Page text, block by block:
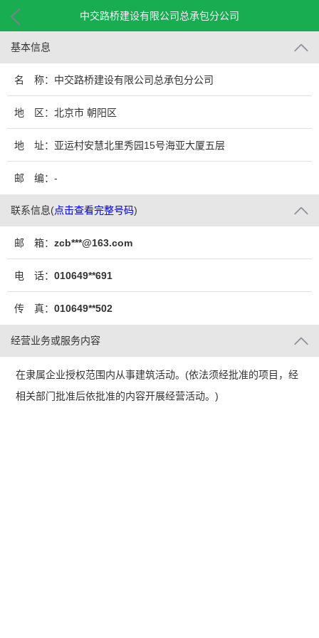
中交路桥建设有限公司总承包分公司
基本信息
名 称：中交路桥建设有限公司总承包分公司
地 区：北京市 朝阳区
地 址：亚运村安慧北里秀园15号海亚大厦五层
邮 编：-
联系信息(点击查看完整号码)
邮 箱： zcb***@163.com
电 话： 010649**691
传 真： 010649**502
经营业务或服务内容
在隶属企业授权范围内从事建筑活动。(依法须经批准的项目，经
相关部门批准后依批准的内容开展经营活动。)